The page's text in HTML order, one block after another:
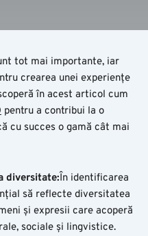
tot mai importante, iar
crearea unei experiențe
în acest articol cum
pentru a contribui la o
cu succes o gamă cât mai
diversitate:În identificarea
să reflecte diversitatea
și expresii care acoperă
sociale și lingvistice.